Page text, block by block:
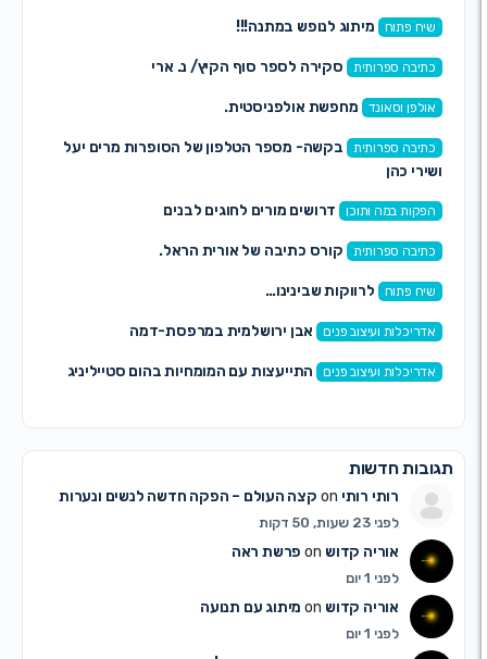
מיתוג לנופש במתנה!!!
ספרותית סקירה לספר סוף הקיץ/ נ. ארי
וסאונד מחפשת אולפניסטית.
ספרותית
בקשה- מספר הטלפון של הסופרות מרים יעל
במה ותוכן דרושים מורים לחוגים לבנים
ספרותית קורס כתיבה של אורית הראל.
לרווקות שבינינו…
ועיצוב פנים אבן ירושלמית במרפסת-דמה
ועיצוב פנים התייעצות עם המומחיות בהום סטייליניג
חדשות
רותי רותי קצה העולם – הפקה חדשה לנשים ונערות
לפני 23 שעות, 50 דקות
אוריה קדושon פרשת ראה
לפני 1 יום
אוריה קדושon מיתוג עם תנועה
לפני 1 יום